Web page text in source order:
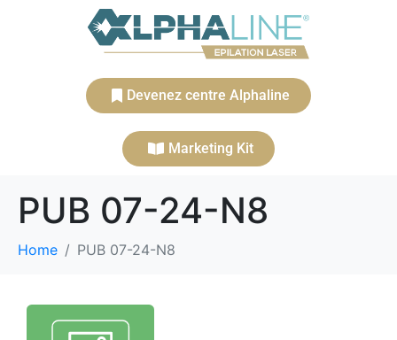
Devenez centre Alphaline
Marketing Kit
PUB 07-24-N8
Home PUB 07-24-N8